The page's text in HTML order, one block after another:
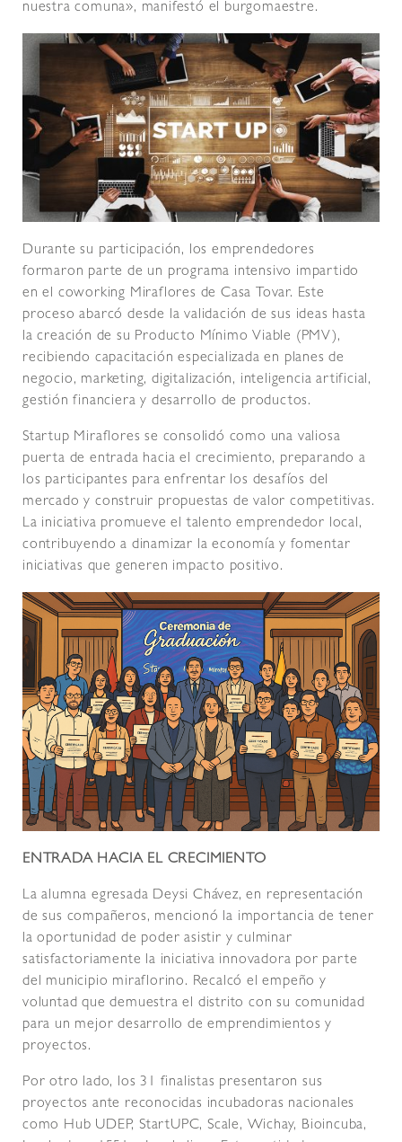
nuestra comuna», manifestó el burgomaestre.
Durante su participación, los emprendedores
formaron parte de un programa intensivo impartido
en el coworking Miraflores de Casa Tovar. Este
proceso abarcó desde la validación de sus ideas hasta
la creación de su Producto Mínimo Viable (PMV),
recibiendo capacitación especializada en planes de
negocio, marketing, digitalización, inteligencia artificial,
gestión financiera y desarrollo de productos.
Startup Miraflores se consolidó como una valiosa
puerta de entrada hacia el crecimiento, preparando a
los participantes para enfrentar los desafíos del
mercado y construir propuestas de valor competitivas.
La iniciativa promueve el talento emprendedor local,
contribuyendo a dinamizar la economía y fomentar
iniciativas que generen impacto positivo.
ENTRADA HACIA EL CRECIMIENTO
La alumna egresada Deysi Chávez, en representación
de sus compañeros, mencionó la importancia de tener
la oportunidad de poder asistir y culminar
satisfactoriamente la iniciativa innovadora por parte
del municipio miraflorino. Recalcó el empeño y
voluntad que demuestra el distrito con su comunidad
para un mejor desarrollo de emprendimientos y
proyectos.
Por otro lado, los 31 finalistas presentaron sus
proyectos ante reconocidas incubadoras nacionales
como Hub UDEP, StartUPC, Scale, Wichay, Bioincuba,